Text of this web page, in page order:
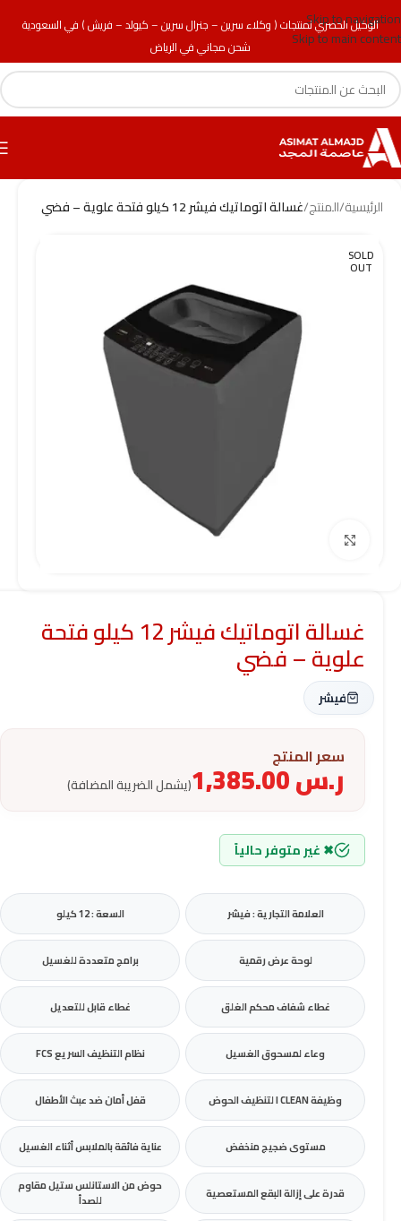
الوكيل الحصري لمنتجات ( وكلاء سرين – جنرال سرين – كيولد – فريش ) في السعودية
شحن مجاني في الرياض
Skip to navigation
Skip to main content
الرئيسية/المنتج/غسالة اتوماتيك فيشر 12 كيلو فتحة علوية – فضي
SOLD
OUT
غسالة اتوماتيك فيشر 12 كيلو فتحة
علوية – فضي
فيشر
سعر المنتج
ر.س (يشمل الضريبة المضافة)
✖ غير متوفر حالياً
العلامة التجارية : فيشر السعة : 12 كيلو
لوحة عرض رقمية برامج متعددة للغسيل
غطاء شفاف محكم الغلق غطاء قابل للتعديل
وعاء لمسحوق الغسيل نظام التنظيف السريع FCS
وظيفة I CLEAN لتنظيف الحوض قفل أمان ضد عبث الأطفال
مستوى ضجيج منخفض عناية فائقة بالملابس أثناء الغسيل
قدرة على إزالة البقع المستعصية
حوض من الاستانلس ستيل مقاوم
للصدأ